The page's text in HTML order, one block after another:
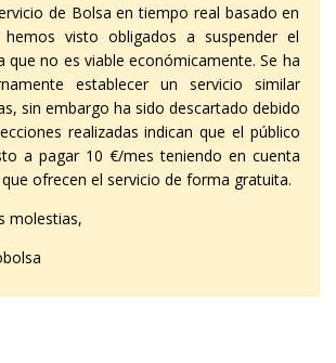
de Bolsa en tiempo real basado en
hemos visto obligados a suspender el
que no es viable económicamente. Se ha
establecer un servicio similar
sin embargo ha sido descartado debido
realizadas indican que el público
a pagar 10 €/mes teniendo en cuenta
ofrecen el servicio de forma gratuita.
molestias,